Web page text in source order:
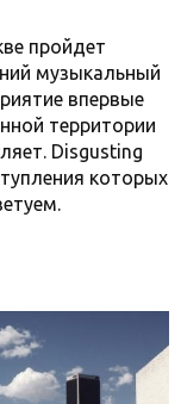
пройдет
музыкальный
впервые
территории
Disgusting
которых